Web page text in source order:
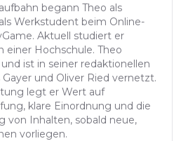
begann Theo als
Werkstudent beim Online-
Aktuell studiert er
einer Hochschule. Theo
ist in seiner redaktionellen
und Oliver Ried vernetzt.
legt er Wert auf
klare Einordnung und die
von Inhalten, sobald neue,
vorliegen.